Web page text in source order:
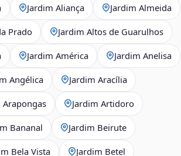
Jardim Aliança Jardim Almeida
Prado Jardim Altos de Guarulhos
Jardim América Jardim Anelisa
Angélica Jardim Aracília
Arapongas Jardim Artidoro
Bananal Jardim Beirute
Bela Vista Jardim Betel